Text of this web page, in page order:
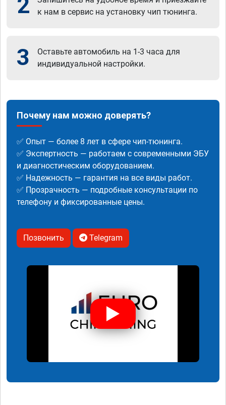
к нам в сервис на установку чип тюнинга.
3
Оставьте автомобиль на 1-3 часа для
индивидуальной настройки.
Почему нам можно доверять?
✅ Опыт — более 8 лет в сфере чип-тюнинга.
✅ Экспертность — работаем с современными ЭБУ
и диагностическим оборудованием.
✅ Надежность — гарантия на все виды работ.
✅ Прозрачность — подробные консультации по
телефону и фиксированные цены.
Позвонить Telegram